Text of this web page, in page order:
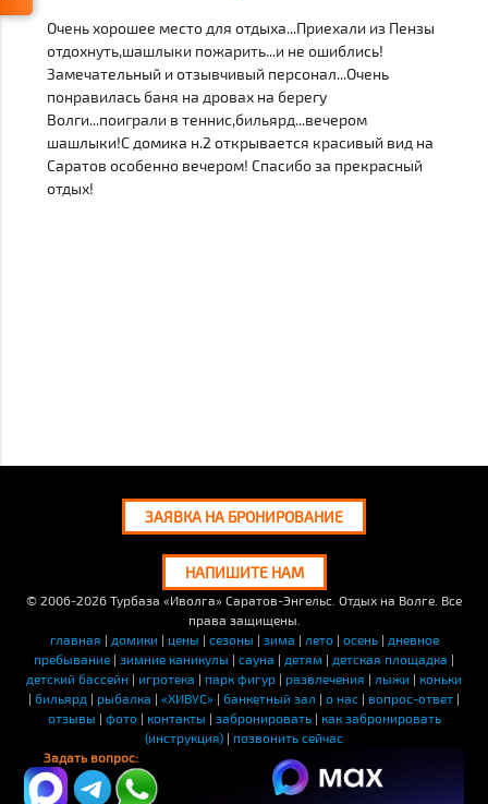
Очень хорошее место для отдыха...Приехали из Пензы
отдохнуть,шашлыки пожарить...и не ошиблись!
Замечательный и отзывчивый персонал...Очень
понравилась баня на дровах на берегу
Волги...поиграли в теннис,бильярд...вечером
шашлыки!С домика н.2 открывается красивый вид на
Саратов особенно вечером! Спасибо за прекрасный
отдых!
ЗАЯВКА НА БРОНИРОВАНИЕ
НАПИШИТЕ НАМ
© 2006-2026 Турбаза «Иволга» Саратов-Энгельс. Отдых на Волге. Все
права защищены.
главная | домики | цены | сезоны | зима | лето| осень| дневное
пребывание | зимние каникулы | сауна | детям | детская площадка |
детский бассейн | игротека | парк фигур | развлечения | лыжи | коньки
| бильярд | рыбалка | «ХИВУС» | банкетный зал | о нас | вопрос-ответ |
отзывы | фото| контакты | забронировать| как забронировать
(инструкция) | позвонить сейчас
Задать вопрос: